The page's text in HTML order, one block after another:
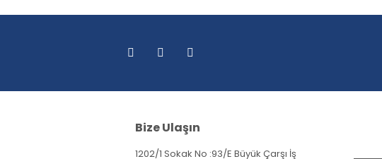
Bize Ulaşın
1202/1 Sokak No :93/E Büyük Çarşı İş